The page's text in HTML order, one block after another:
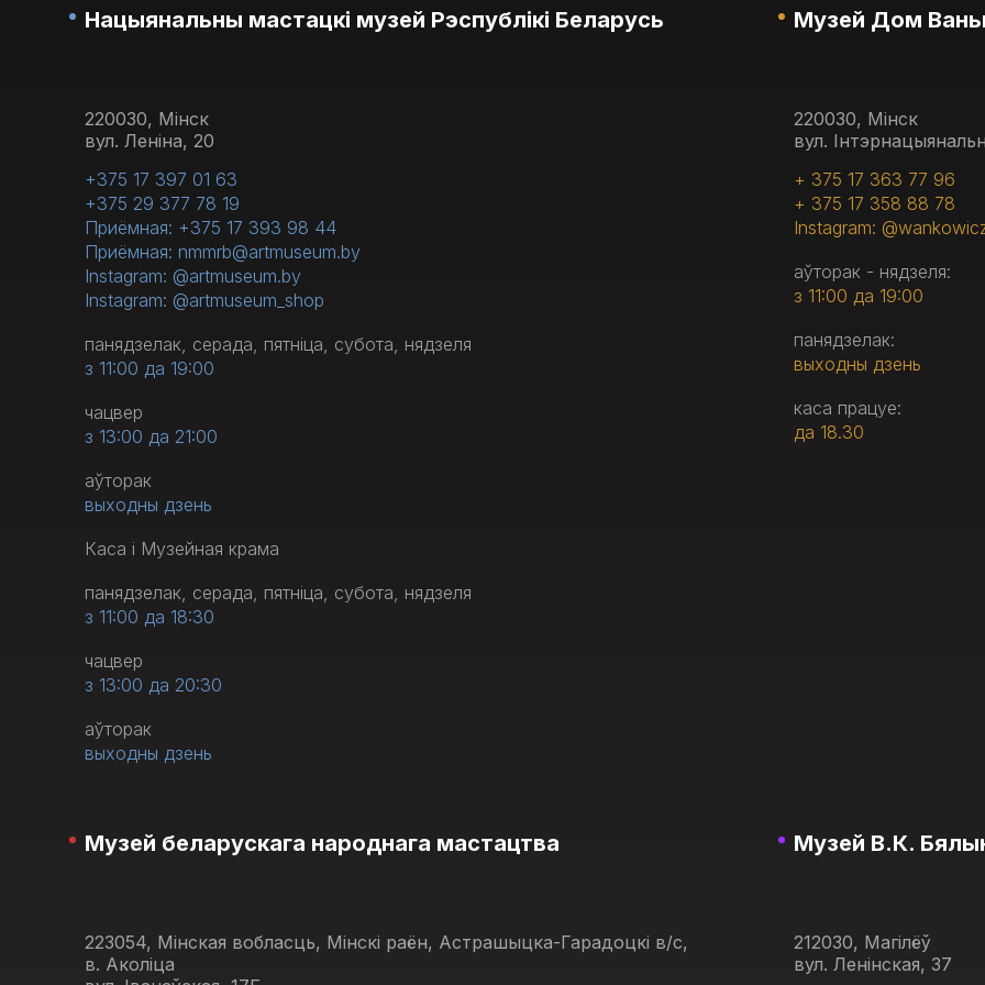
Нацыянальны мастацкі музей Рэспублікі Беларусь
220030, Мінск
вул. Леніна, 20
+375 17 397 01 63
+375 29 377 78 19
Приёмная: +375 17 393 98 44
Приёмная: nmmrb@artmuseum.by
Instagram: @artmuseum.by
Instagram: @artmuseum_shop
панядзелак, серада, пятніца, субота, нядзеля
з 11:00 да 19:00
чацвер
з 13:00 да 21:00
аўторак
выходны дзень
Каса і Музейная крама
панядзелак, серада, пятніца, субота, нядзеля
з 11:00 да 18:30
чацвер
з 13:00 да 20:30
аўторак
выходны дзень
Музей Дом
220030, Мінск
вул.
+ 375 17 363 77 96
+ 375 17 358 88 78
Instagram:
аўторак - нядзеля:
з 11:00 да 19:00
панядзелак:
выходны дзень
каса працуе:
да 18.30
Музей беларускага народнага мастацтва
223054, Мінская вобласць, Мінскі раён, Астрашыцка-Гарадоцкі в/с,
в. Аколіца
Музей В.К.
212030, Магілёў
вул. Ленінская, 37